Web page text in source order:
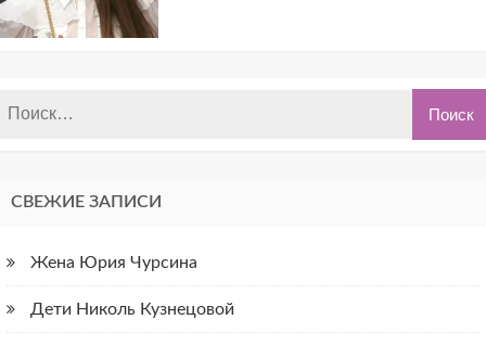
СВЕЖИЕ ЗАПИСИ
Жена Юрия Чурсина
Дети Николь Кузнецовой